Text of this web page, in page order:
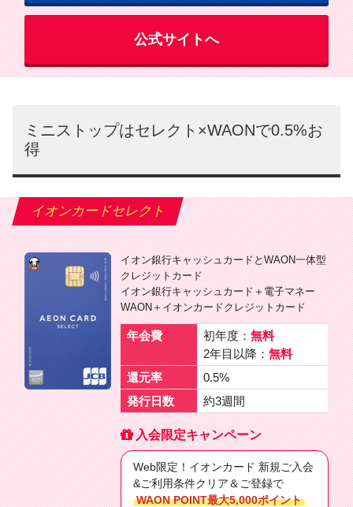
公式サイトへ
ミニストップはセレクト×WAONで0.5%お
得
イオンカードセレクト
イオン銀行キャッシュカードとWAON一体型
クレジットカード
イオン銀行キャッシュカード＋電子マネー
WAON＋イオンカードクレジットカード
年会費 初年度： 無料
2年目以降： 無料
還元率
0.5%
発行日数
約3週間
入会限定キャンペーン
Web限定！イオンカード 新規ご入会
&ご利用条件クリア＆ご登録で
WAON POINT最大5,000ポイント